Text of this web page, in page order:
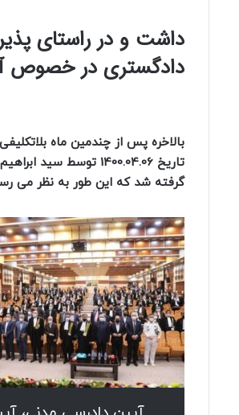
داشت و در راستای
دادگستری در خصوص
تاریخ 1400.04.06
گرفته شد که این طور به نظر می